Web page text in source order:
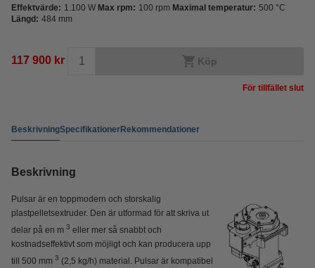
Effektvärde: 1.100 W Max rpm: 100 rpm Maximal temperatur: 500 °C
Längd: 484 mm
117 900 kr Köp
För tillfället slut
BeskrivningSpecifikationerRekommendationer
Beskrivning
Pulsar är en toppmodern och storskalig
plastpelletsextruder. Den är utformad för att skriva ut
delar på en m 3 eller mer så snabbt och
kostnadseffektivt som möjligt och kan producera upp
till 500 mm 3 (2,5 kg/h) material. Pulsar är kompatibel